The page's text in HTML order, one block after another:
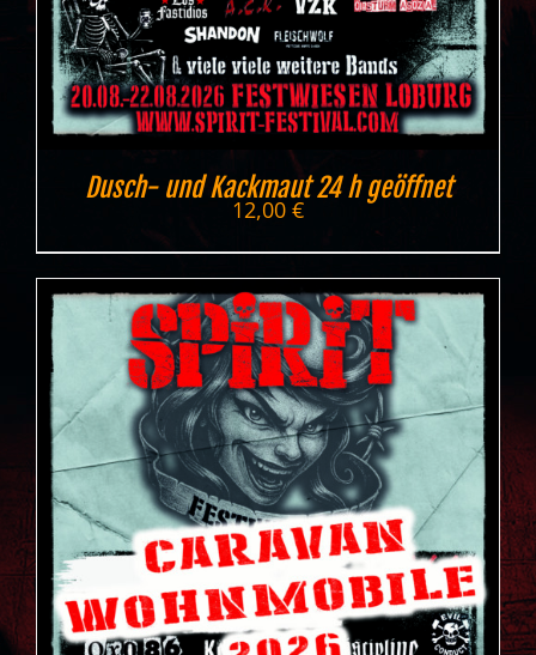
Dusch- und Kackmaut 24 h geöffnet
12,00 €